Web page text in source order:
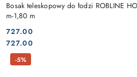
Bosak teleskopowy do łodzi ROBLINE
m-1,80 m
Cena:
727.00
Cena:
727.00
-5%